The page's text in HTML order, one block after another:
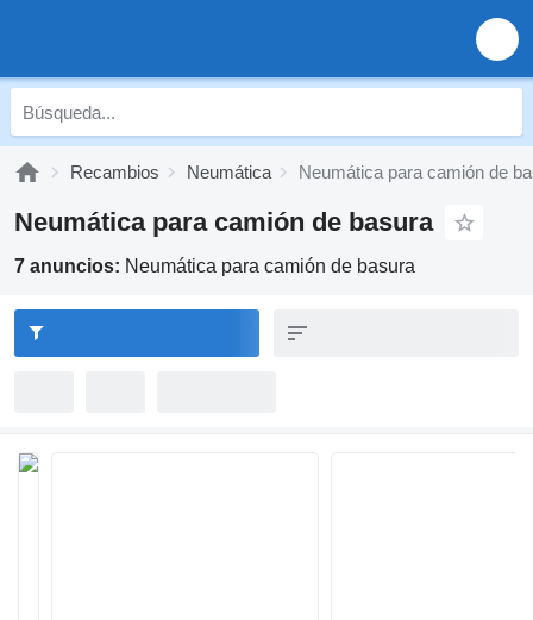
Recambios Neumática Neumática para camión de
Neumática para camión de basura
7 anuncios: Neumática para camión de basura